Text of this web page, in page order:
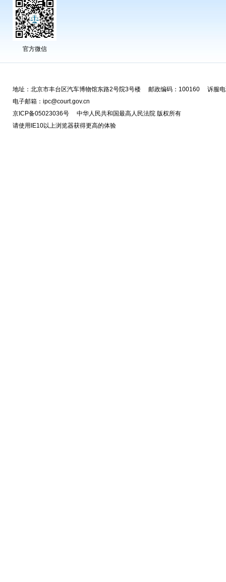
官方微信
地址：北京市丰台区汽车博物馆东路2号院3号楼 邮政编码：100160 诉服
电子邮箱：ipc@court.gov.cn
京ICP备05023036号 中华人民共和国最高人民法院 版权所有
请使用IE10以上浏览器获得更高的体验